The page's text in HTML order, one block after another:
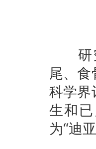
研究
尾、
科学界
生和
为“迪